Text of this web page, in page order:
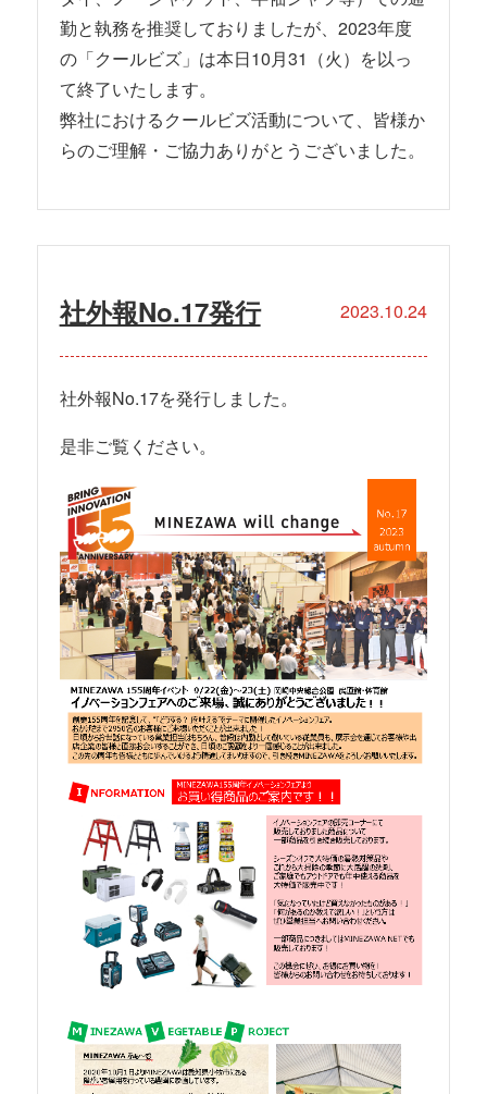
勤と執務を推奨しておりましたが、2023年度
の「クールビズ」は本日10月31（火）を以っ
て終了いたします。
弊社におけるクールビズ活動について、皆様か
らのご理解・ご協力ありがとうございました。
社外報No.17発行 2023.10.24
社外報No.17を発行しました。
是非ご覧ください。